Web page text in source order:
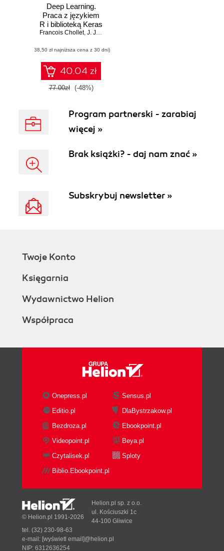
Deep Learning.
Praca z językiem
R i biblioteką Keras
Francois Chollet, J. J. Allaire
(38,50 zł najniższa cena z 30 dni)
40.04 zł
77.00zł (-48%)
Program partnerski - zarabiaj
więcej »
Brak książki? - daj nam znać »
Subskrybuj newsletter »
Twoje Konto
Księgarnia
Wydawnictwo Helion
Współpraca
Onepress.pl
Sensus.pl
Editio.pl
DlaBystrzakow.pl
Bezdroza.pl
Ebookpoint.pl
Videopoint.pl
Beya.pl
Czytalisek.pl
Sploty
Biblio.Ebookpoint.pl
© Helion.pl 1991-2026
Helion.pl sp. z o.o.
ul. Kościuszki 1c
44-100 Gliwice
tel. (32) 230-98-63
e-mail: [wyświetl email]@helion.pl
NIP: 6312636254